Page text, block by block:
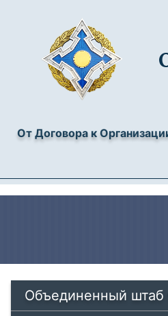
От Договора к
Объединенный